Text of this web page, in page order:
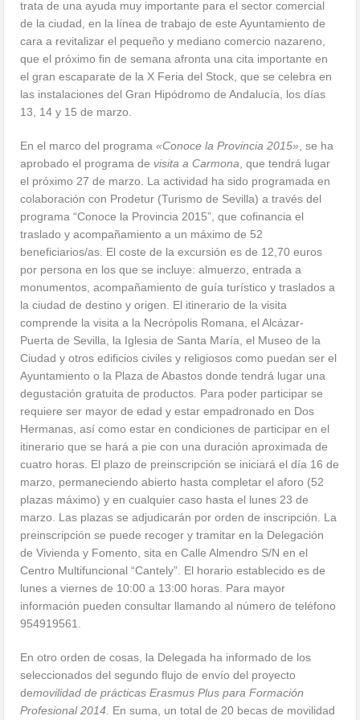
trata de una ayuda muy importante para el sector comercial
de la ciudad, en la línea de trabajo de este Ayuntamiento de
cara a revitalizar el pequeño y mediano comercio nazareno,
que el próximo fin de semana afronta una cita importante en
el gran escaparate de la X Feria del Stock, que se celebra en
las instalaciones del Gran Hipódromo de Andalucía, los días
13, 14 y 15 de marzo.
En el marco del programa«Conoce la Provincia 2015» , se ha
aprobado el programa de visita a Carmona , que tendrá lugar
el próximo 27 de marzo. La actividad ha sido programada en
colaboración con Prodetur (Turismo de Sevilla) a través del
programa “Conoce la Provincia 2015”, que cofinancia el
traslado y acompañamiento a un máximo de 52
beneficiarios/as. El coste de la excursión es de 12,70 euros
por persona en los que se incluye: almuerzo, entrada a
monumentos, acompañamiento de guía turístico y traslados a
la ciudad de destino y origen. El itinerario de la visita
comprende la visita a la Necrópolis Romana, el Alcázar-
Puerta de Sevilla, la Iglesia de Santa María, el Museo de la
Ciudad y otros edificios civiles y religiosos como puedan ser el
Ayuntamiento o la Plaza de Abastos donde tendrá lugar una
degustación gratuita de productos. Para poder participar se
requiere ser mayor de edad y estar empadronado en Dos
Hermanas, así como estar en condiciones de participar en el
itinerario que se hará a pie con una duración aproximada de
cuatro horas. El plazo de preinscripción se iniciará el día 16 de
marzo, permaneciendo abierto hasta completar el aforo (52
plazas máximo) y en cualquier caso hasta el lunes 23 de
marzo. Las plazas se adjudicarán por orden de inscripción. La
preinscripción se puede recoger y tramitar en la Delegación
de Vivienda y Fomento, sita en Calle Almendro S/N en el
Centro Multifuncional “Cantely”. El horario establecido es de
lunes a viernes de 10:00 a 13:00 horas. Para mayor
información pueden consultar llamando al número de teléfono
954919561.
En otro orden de cosas, la Delegada ha informado de los
seleccionados del segundo flujo de envío del proyecto
demovilidad de prácticas Erasmus Plus para Formación
Profesional 2014 . En suma, un total de 20 becas de movilidad